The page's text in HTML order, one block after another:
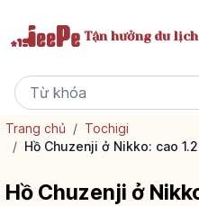
Tận hưởngdu lịch
Trang chủ / Tochigi
/ Hồ Chuzenji ở Nikko: cao
Hồ Chuzenji ở